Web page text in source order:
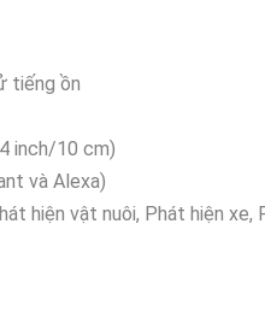
tiếng ồn
inch/10 cm)
và Alexa)
hiện vật nuôi, Phát hiện xe,